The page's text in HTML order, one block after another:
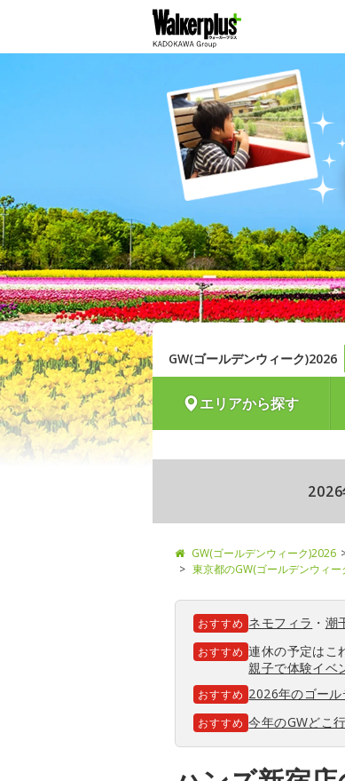
GW(ゴールデンウィーク)2026
エリアから探す
GW(ゴールデンウィーク)2026
東京都のGW(ゴールデンウィー
おすすめ ネモフィラ ・ 潮
おすすめ 連休の予定はこ
親子で体験イベ
おすすめ 2026年のゴー
おすすめ 今年のGWどこ